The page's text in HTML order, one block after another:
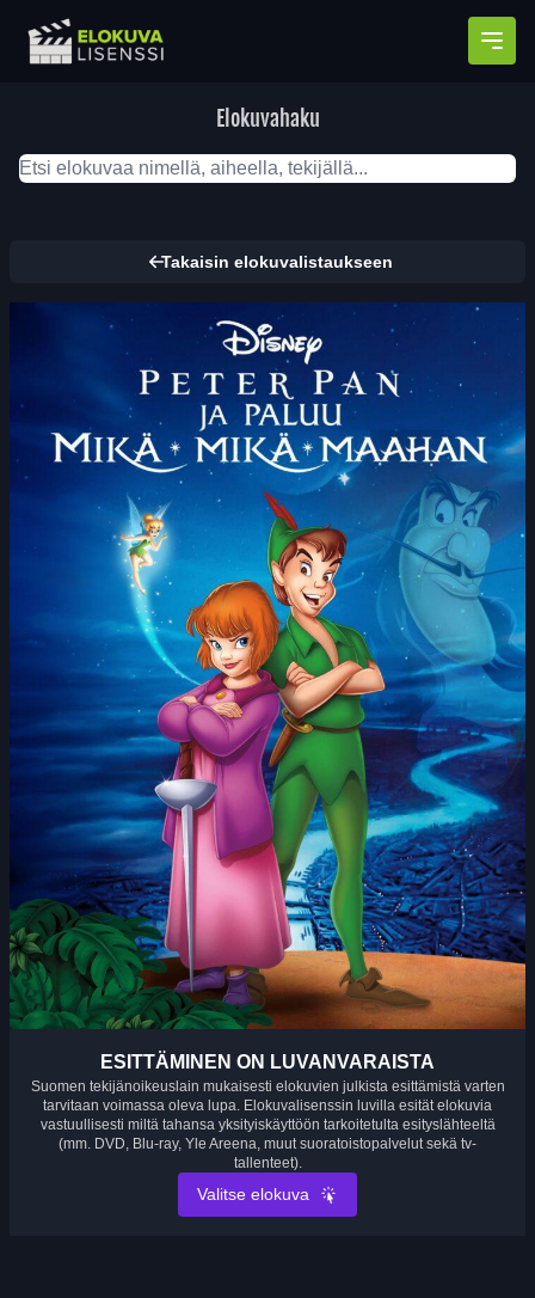
Elokuvahaku
Takaisin elokuvalistaukseen
ESITTÄMINEN ON LUVANVARAISTA
Suomen tekijänoikeuslain mukaisesti elokuvien julkista esittämistä varten
tarvitaan voimassa oleva lupa. Elokuvalisenssin luvilla esität elokuvia
vastuullisesti miltä tahansa yksityiskäyttöön tarkoitetulta esityslähteeltä
(mm. DVD, Blu-ray, Yle Areena, muut suoratoistopalvelut sekä tv-
tallenteet).
Valitse elokuva